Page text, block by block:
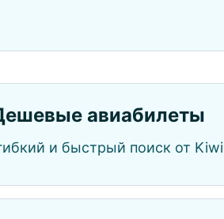
авиабилеты
и быстрый поиск от Kiwi